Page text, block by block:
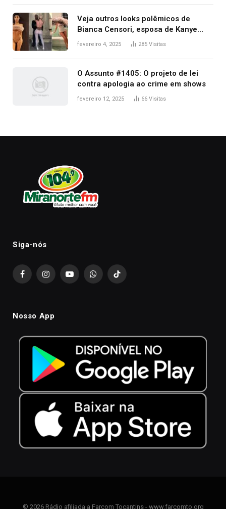
Veja outros looks polêmicos de
Bianca Censori, esposa de Kanye
West que apareceu nua no Grammy
fevereiro 4, 2025 285 Visitas
O Assunto #1405: O projeto de lei
contra apologia ao crime em shows
fevereiro 12, 2025 66 Visitas
Siga-nós
FacebookInstagramYouTubeWhatsAppTikTok
Nosso App
© 2026 Rádio afiliada a Farcom Tocantins - www.farcomto.org